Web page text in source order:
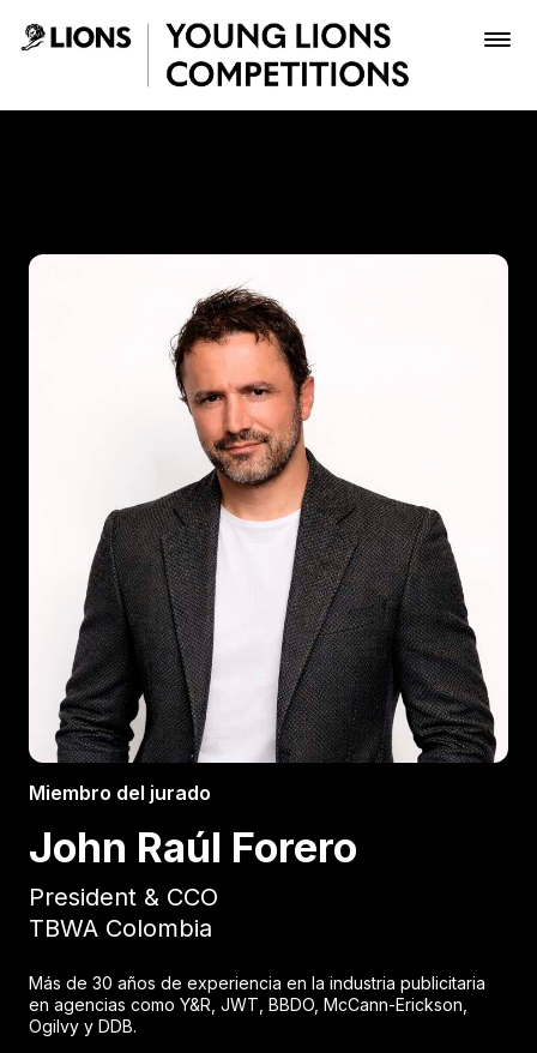
Saltar al contenido principal
Inscribir
Boletería
Miembro del jurado
John Raúl Forero
President & CCO
TBWA Colombia
Más de 30 años de experiencia en la industria publicitaria
en agencias como Y&R, JWT, BBDO, McCann-Erickson,
Ogilvy y DDB.